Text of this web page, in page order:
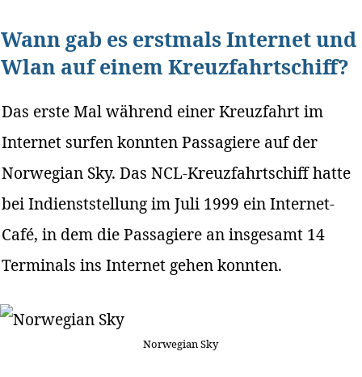
Wann gab es erstmals Internet und
Wlan auf einem Kreuzfahrtschiff?
Das erste Mal während einer Kreuzfahrt im
Internet surfen konnten Passagiere auf der
Norwegian Sky. Das NCL-Kreuzfahrtschiff hatte
bei Indienststellung im Juli 1999 ein Internet-
Café, in dem die Passagiere an insgesamt 14
Terminals ins Internet gehen konnten.
Norwegian Sky